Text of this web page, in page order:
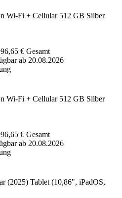
Wi-Fi + Cellular 512 GB Silber
€ Gesamt
ab 20.08.2026
Wi-Fi + Cellular 512 GB Silber
€ Gesamt
ab 20.08.2026
(2025) Tablet (10,86", iPadOS,